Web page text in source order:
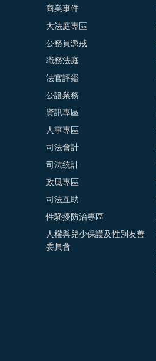
商業事件
大法庭專區
公務員懲戒
職務法庭
法官評鑑
公證業務
資訊專區
人事專區
司法會計
司法統計
政風專區
司法互助
性騷擾防治專區
人權與兒少保護及性別友善
委員會